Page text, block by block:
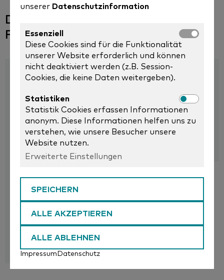
Darum sind wir der passende
Partner für euch
WIR ARBEITEN SCHNELL,
ZUVERLÄSSIG UND
UNKOMPLIZIERT - SO
BLEIBEN EURE ANLAGEN
IN BESTFORM.
WIR DENKEN MIT, HÖREN
ZU UND FINDEN
LÖSUNGEN, DIE
WIR WISSEN WORAUF ES
JAHREN ERFAHRUNG IN
ALLEN BEREICHEN DER
WASSERTECHNIK
unserer Datenschutzinformation
Essenziell
Diese Cookies sind für die Funktionalität
unserer Website erforderlich und können
nicht deaktiviert werden (z.B. Session-
Cookies, die keine Daten weitergeben).
Statistiken
Statistik Cookies erfassen Informationen
anonym. Diese Informationen helfen uns zu
verstehen, wie unsere Besucher unsere
Website nutzen.
Erweiterte Einstellungen
SPEICHERN
ALLE AKZEPTIEREN
ALLE ABLEHNEN
Impressum Datenschutz